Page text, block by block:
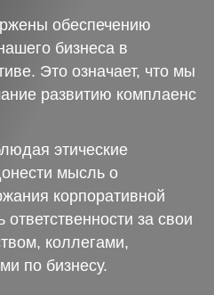
обеспечению
бизнеса в
Это означает, что мы
развитию комплаенс
этические
мысль о
корпоративной
ответственности за свои
коллегами,
по бизнесу.